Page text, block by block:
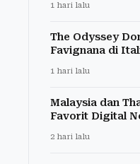
1 hari lalu
The Odyssey
Favignana di
1 hari lalu
Malaysia dan
Favorit Digital
2 hari lalu